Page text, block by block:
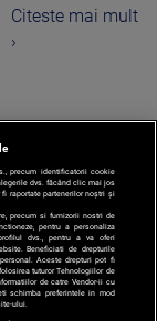
Citeste mai mult
›
precum identificatorii cookie
dvs. făcând clic mai jos
raportate partenerilor noștri și
precum si furnizorii nostri de
pentru a personaliza
dvs., pentru a va oferi
Beneficiati de drepturile
Aceste drepturi pot fi
folosirea tuturor Tehnologiilor de
de catre Vendor-ii cu
schimba preferintele in mod
ului.